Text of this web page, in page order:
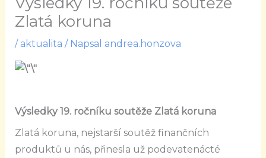
Zlatá koruna
/ aktualita / Napsal andrea.honzova
Výsledky 19. ročníku soutěže Zlatá koruna
Zlatá koruna, nejstarší soutěž finančních
produktů u nás, přinesla už podevatenácté